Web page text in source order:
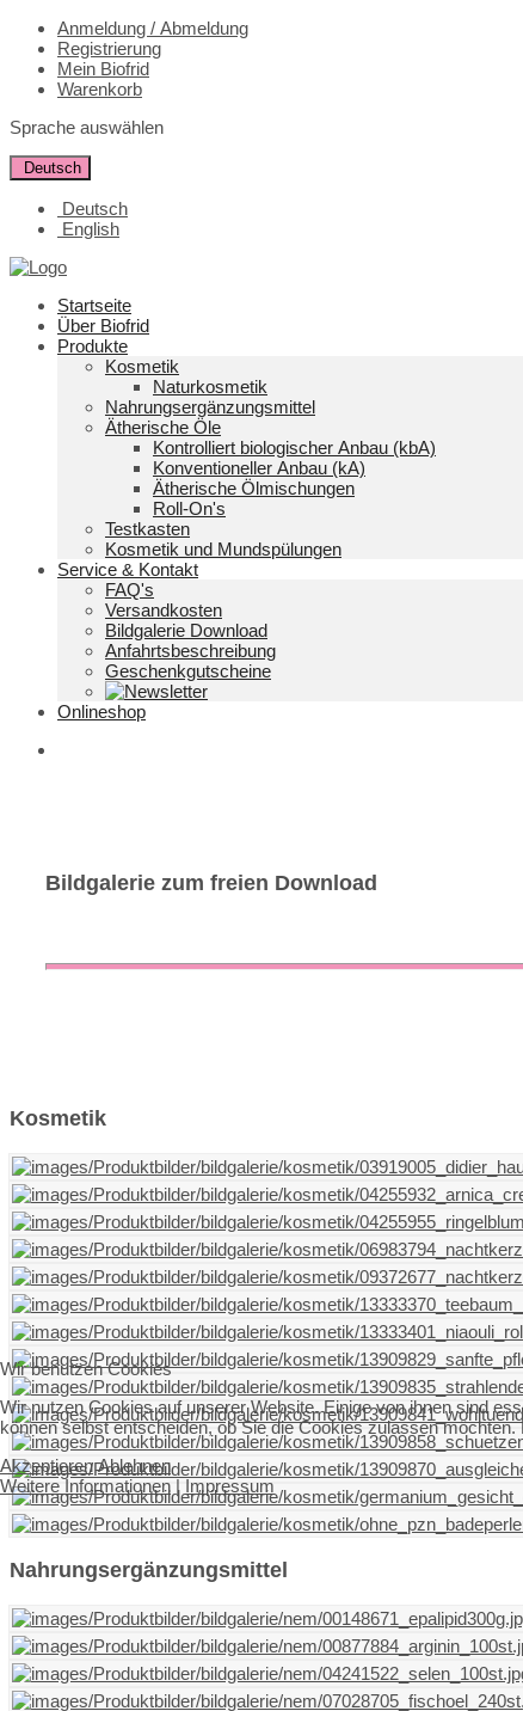
Anmeldung / Abmeldung
Registrierung
Mein Biofrid
Warenkorb
Sprache auswählen
Deutsch
Deutsch
English
Startseite
Über Biofrid
Produkte
Kosmetik
Naturkosmetik
Nahrungsergänzungsmittel
Ätherische Öle
Kontrolliert biologischer Anbau (kbA)
Konventioneller Anbau (kA)
Ätherische Ölmischungen
Roll-On's
Testkasten
Kosmetik und Mundspülungen
Service & Kontakt
FAQ's
Versandkosten
Bildgalerie Download
Anfahrtsbeschreibung
Geschenkgutscheine
Onlineshop
Bildgalerie zum freien Download
Kosmetik
Nahrungsergänzungsmittel
Wir benutzen Cookies
Wir nutzen Cookies auf unserer Website. Einige von ihnen sind
können selbst entscheiden, ob Sie die Cookies zulassen
Akzeptieren Ablehnen
Weitere Informationen | Impressum